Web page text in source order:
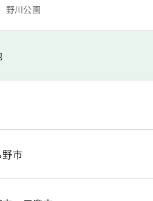
野川公園
市